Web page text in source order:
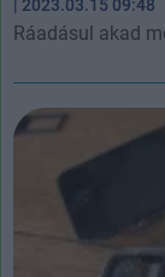
| 2023.03.15 09:48
Ráadásul akad